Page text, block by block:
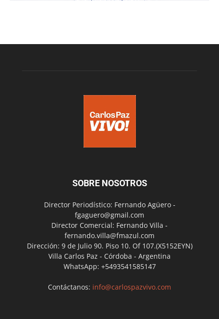
SOBRE NOSOTROS
Director Periodístico: Fernando Agüero -
fgaguero@gmail.com
Director Comercial: Fernando Villa -
fernando.villa@fmazul.com
Dirección: 9 de Julio 90. Piso 10. Of 107.(X5152EYN)
Villa Carlos Paz - Córdoba - Argentina
WhatsApp: +5493541585147
Contáctanos: info@carlospazvivo.com